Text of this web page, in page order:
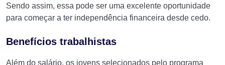
Sendo assim, essa pode ser uma excelente oportunidade
para começar a ter independência financeira desde cedo.
Benefícios trabalhistas
Além do salário, os jovens selecionados pelo programa